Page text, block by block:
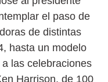
el paso de
de distintas
hasta un modelo
las celebraciones
Harrison, de 100